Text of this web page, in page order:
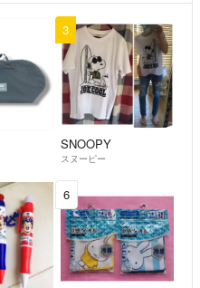
3
SNOOPY
スヌーピー
6